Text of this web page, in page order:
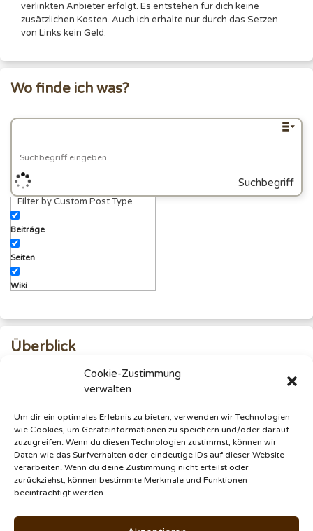
Cookie-Zustimmung
verwalten
Um dir ein optimales Erlebnis zu bieten, verwenden wir Technologien
wie Cookies, um Geräteinformationen zu speichern und/oder darauf
zuzugreifen. Wenn du diesen Technologien zustimmst, können wir
Daten wie das Surfverhalten oder eindeutige IDs auf dieser Website
verarbeiten. Wenn du deine Zustimmung nicht erteilst oder
zurückziehst, können bestimmte Merkmale und Funktionen
beeinträchtigt werden.
verlinkten Anbieter erfolgt. Es entstehen für dich keine
zusätzlichen Kosten. Auch ich erhalte nur durch das Setzen
von Links kein Geld.
Wo finde ich was?
Suchbegriff
Filter by Custom Post Type
Beiträge
Seiten
Wiki
Überblick
Bäume und Sträucher
© 2020 - 2026Thorsten Hoeppner|Über•Kontakt•
Medien•Mediakit|§
Schließen
Facebook